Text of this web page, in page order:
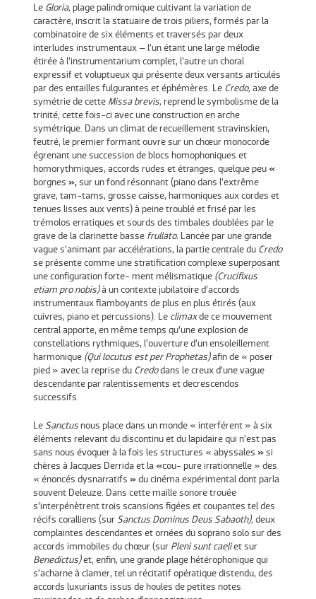
LeGloria,plage palindromique cultivant la variation de
caractère, inscrit la statuaire de trois piliers, formés par la
combinatoire de six éléments et traversés par deux
interludes instrumentaux – l’un étant une large mélodie
étirée à l’instrumentarium complet, l’autre un choral
expressif et voluptueux qui présente deux versants articulés
par des entailles fulgurantes et éphémères. LeCredo,axe de
symétrie de cetteMissa brevis,reprend le symbolisme de la
trinité, cette fois-ci avec une construction en arche
symétrique. Dans un climat de recueillement stravinskien,
feutré, le premier formant ouvre sur un chœur monocorde
égrenant une succession de blocs homophoniques et
homorythmiques, accords rudes et étranges, quelque peu«
borgnes »,sur un fond résonnant (piano dans l’extrême
grave, tam-tams, grosse caisse, harmoniques aux cordes et
tenues lisses aux vents) à peine troublé et frisé par les
trémolos erratiques et sourds des timbales doublées par le
grave de la clarinette bassefrullato.Lancée par une grande
vague s’animant par accélérations, la partie centrale duCredo
se présente comme une stratification complexe superposant
une configuration forte- ment mélismatique(Crucifixus
etiam pro nobis)à un contexte jubilatoire d’accords
instrumentaux flamboyants de plus en plus étirés (aux
cuivres, piano et percussions). Leclimaxde ce mouvement
central apporte, en même temps qu’une explosion de
constellations rythmiques, l’ouverture d’un ensoleillement
harmonique(Qui locutus est per Prophetas)afin de « poser
pied » avec la reprise duCredodans le creux d’une vague
descendante par ralentissements et decrescendos
successifs.
LeSanctusnous place dans un monde « interférent » à six
éléments relevant du discontinu et du lapidaire qui n’est pas
sans nous évoquer à la fois les structures « abyssales »si
chères à Jacques Derrida et la «cou- pure irrationnelle » des
« énoncés dysnarratifs »du cinéma expérimental dont parla
souvent Deleuze. Dans cette maille sonore trouée
s’interpénètrent trois scansions figées et coupantes tel des
récifs coralliens (surSanctus Dominus Deus Sabaoth),deux
complaintes descendantes et ornées du soprano solo sur des
accords immobiles du chœur (surPleni sunt caeliet sur
Benedictus)et, enfin, une grande plage hétérophonique qui
s’acharne à clamer, tel un récitatif opératique distendu, des
accords luxuriants issus de houles de petites notes